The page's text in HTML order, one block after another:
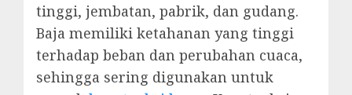
tinggi, jembatan, pabrik, dan gudang.
Baja memiliki ketahanan yang tinggi
terhadap beban dan perubahan cuaca,
sehingga sering digunakan untuk